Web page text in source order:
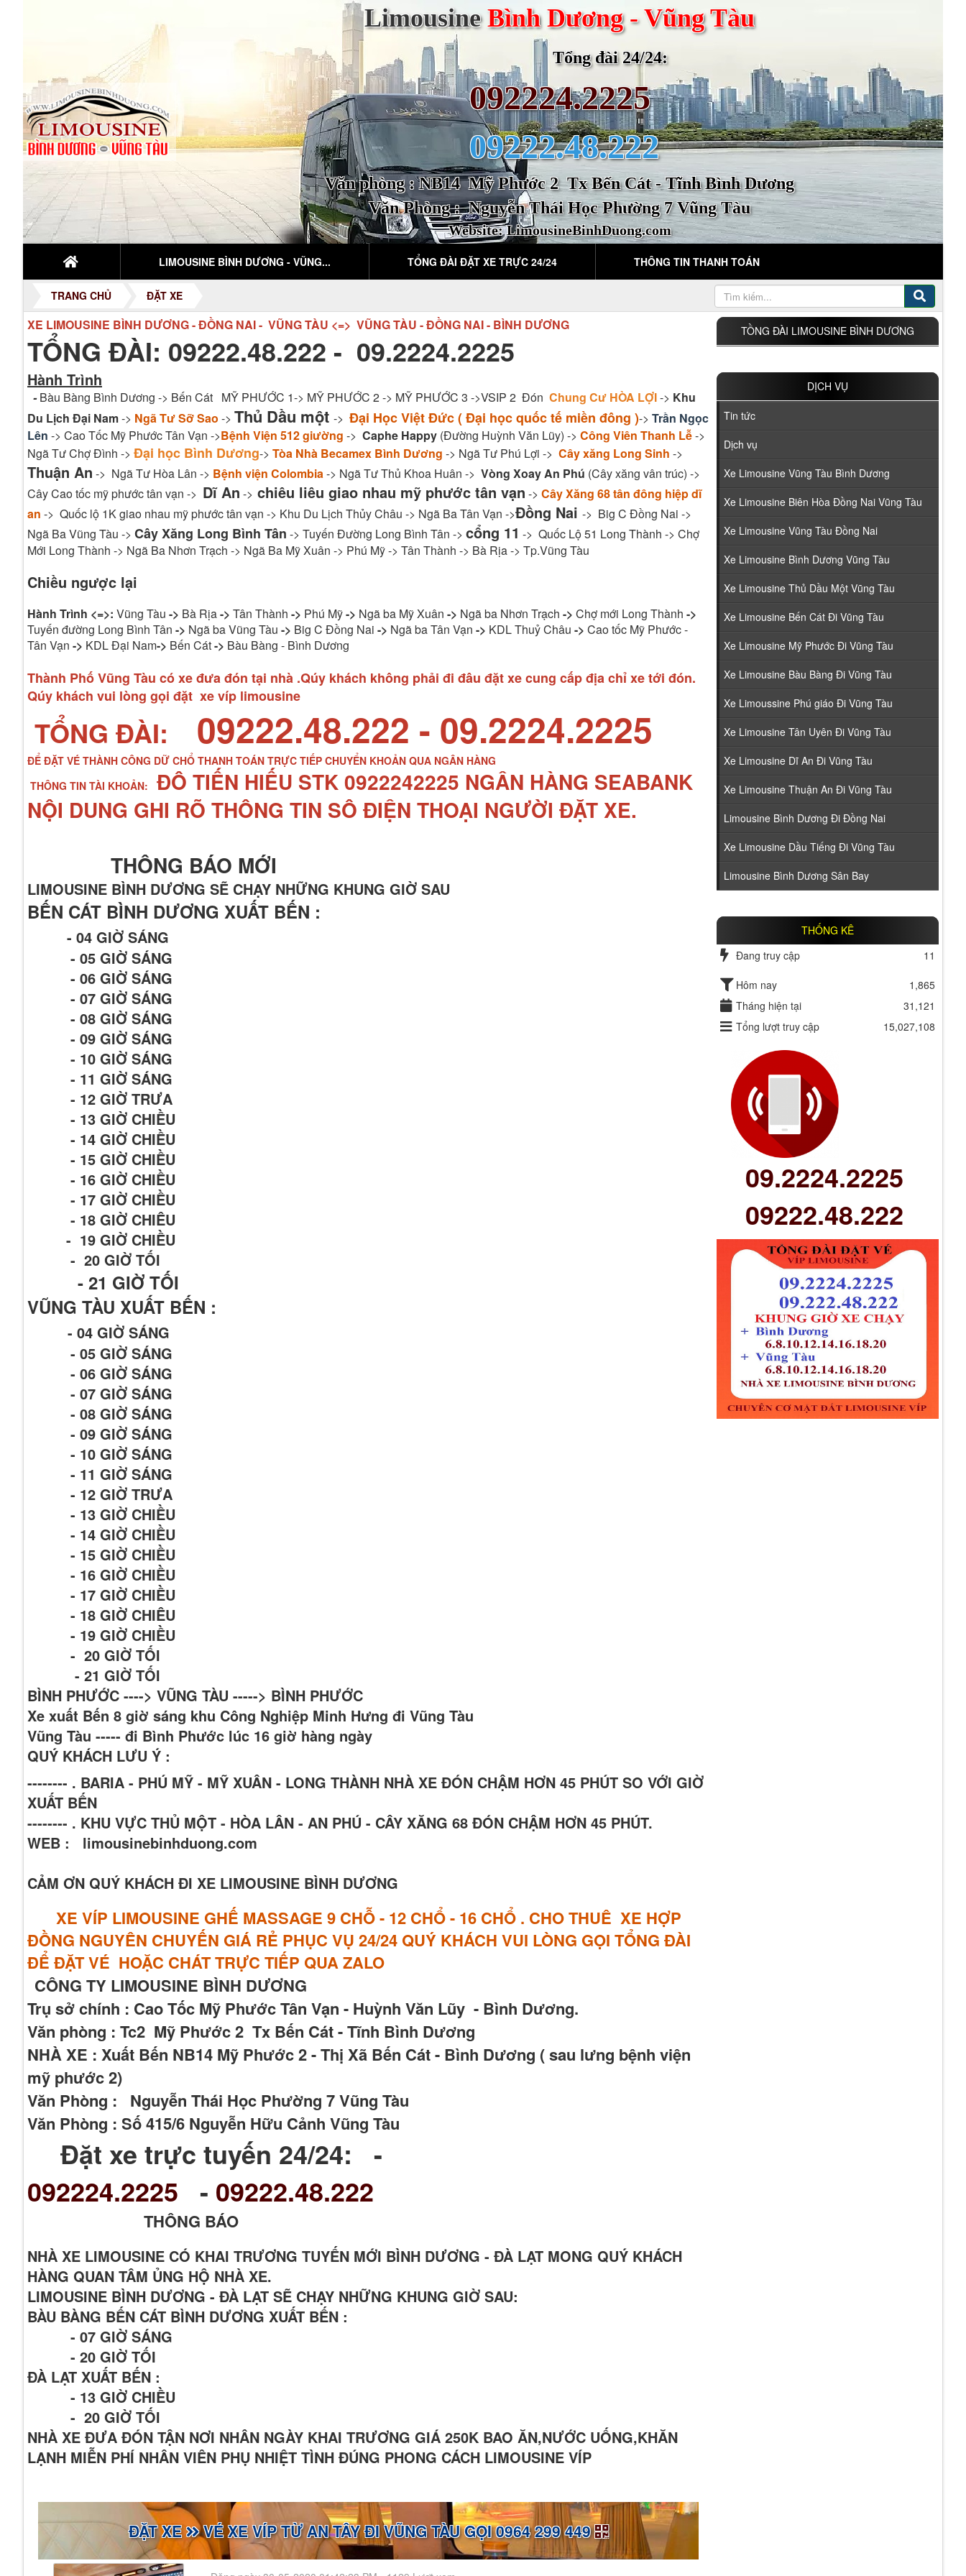
LimousineBình Dương - Vũng Tàu
Tổng đài 24/24:
092224.2225
09222.48.222
Văn phòng : NB14 Mỹ Phước 2 Tx Bến Cát - Tĩnh Bình Dương
Văn Phòng : Nguyễn Thái Học Phường 7 Vũng Tàu
Website:LimousineBinhDuong.com
LIMOUSINE BÌNH DƯƠNG - VŨNG... TỔNG ĐÀI ĐẶT XE TRỰC 24/24 THÔNG TIN THANH TOÁN
TRANG CHỦ ĐẶT XE
XE LIMOUSINE BÌNH DƯƠNG - ĐỒNG NAI - VŨNG TÀU <=> VŨNG TÀU - ĐỒNG NAI - BÌNH DƯƠNG
TỔNG ĐÀI: 09222.48.222 - 09.2224.2225
Hành Trình
-Bàu Bàng Bình Dương -> Bến Cát MỸ PHƯỚC 1-> MỸ PHƯỚC 2 -> MỸ PHƯỚC 3 ->VSIP 2 Đón Chung Cư HÒA LỢI-> Khu
Du Lịch Đại Nam-> Ngã Tư Sỡ Sao -> Thủ Dầu một -> Đại Học Việt Đức ( Đại học quốc tế miền đông )-> Trần Ngọc
Lên -> Cao Tốc Mỹ Phước Tân Vạn ->Bệnh Viện 512 giường -> Caphe Happy (Đường Huỳnh Văn Lũy) -> Công Viên Thanh Lễ->
Ngã Tư Chợ Đình -> Đại học Bình Dương-> Tòa Nhà Becamex Bình Dương -> Ngã Tư Phú Lợi -> Cây xăng Long Sinh ->
Thuận An -> Ngã Tư Hòa Lân -> Bệnh viện Colombia-> Ngã Tư Thủ Khoa Huân -> Vòng Xoay An Phú (Cây xăng vân trúc) ->
Cây Cao tốc mỹ phước tân vạn -> Dĩ An -> chiêu liêu giao nhau mỹ phước tân vạn -> Cây Xăng 68 tân đông hiệp dĩ
an -> Quốc lộ 1K giao nhau mỹ phước tân vạn -> Khu Du Lịch Thủy Châu -> Ngã Ba Tân Vạn ->Đồng Nai -> Big C Đồng Nai ->
Ngã Ba Vũng Tàu -> Cây Xăng Long Bình Tân -> Tuyến Đường Long Bình Tân -> cổng 11 -> Quốc Lộ 51 Long Thành -> Chợ
Mới Long Thành -> Ngã Ba Nhơn Trạch -> Ngã Ba Mỹ Xuân -> Phú Mỹ -> Tân Thành -> Bà Rịa -> Tp.Vũng Tàu
Chiều ngược lại
Hành Trình <=>: Vũng Tàu -> Bà Rịa-> Tân Thành -> Phú Mỹ-> Ngã ba Mỹ Xuân -> Ngã ba Nhơn Trạch -> Chợ mới Long Thành ->
Tuyến đường Long Bình Tân -> Ngã ba Vũng Tàu -> Big C Đồng Nai -> Ngã ba Tân Vạn -> KDL Thuỷ Châu -> Cao tốc Mỹ Phước -
Tân Vạn -> KDL Đại Nam-> Bến Cát-> Bàu Bàng - Bình Dương
Thành Phố Vũng Tàu có xe đưa đón tại nhà .Qúy khách không phải đi đâu đặt xe cung cấp địa chỉ xe tới đón.
Qúy khách vui lòng gọi đặt xe víp limousine
TỔNG ĐÀI: 09222.48.222 - 09.2224.2225
ĐỂ ĐẶT VÉ THÀNH CÔNG DỮ CHỔ THANH TOÁN TRỰC TIẾP CHUYỂN KHOẢN QUA NGÂN HÀNG
THÔNG TIN TÀI KHOẢN:
ĐÔ TIẾN HIẾU STK 0922242225 NGÂN HÀNG SEABANK
NỘI DUNG GHI RÕ THÔNG TIN SÔ ĐIỆN THOẠI NGƯỜI ĐẶT XE.
THÔNG BÁO MỚI
LIMOUSINE BÌNH DƯƠNG SẼ CHẠY NHỮNG KHUNG GIỜ SAU
BẾN CÁT BÌNH DƯƠNG XUẤT BẾN :
- 04 GIỜ SÁNG
- 05 GIỜ SÁNG
- 06 GIỜ SÁNG
- 07 GIỜ SÁNG
- 08 GIỜ SÁNG
- 09 GIỜ SÁNG
- 10 GIỜ SÁNG
- 11 GIỜ SÁNG
- 12 GIỜ TRƯA
- 13 GIỜ CHIỀU
- 14 GIỜ CHIỀU
- 15 GIỜ CHIỀU
- 16 GIỜ CHIỀU
- 17 GIỜ CHIỀU
- 18 GIỜ CHIÊU
- 19 GIỜ CHIỀU
- 20 GIỜ TỐI
- 21 GIỜ TỐI
VŨNG TÀU XUẤT BẾN :
- 04 GIỜ SÁNG
- 05 GIỜ SÁNG
- 06 GIỜ SÁNG
- 07 GIỜ SÁNG
- 08 GIỜ SÁNG
- 09 GIỜ SÁNG
- 10 GIỜ SÁNG
- 11 GIỜ SÁNG
- 12 GIỜ TRƯA
- 13 GIỜ CHIỀU
- 14 GIỜ CHIỀU
- 15 GIỜ CHIỀU
- 16 GIỜ CHIỀU
- 17 GIỜ CHIỀU
- 18 GIỜ CHIÊU
- 19 GIỜ CHIỀU
- 20 GIỜ TỐI
- 21 GIỜ TỐI
BÌNH PHƯỚC ----> VŨNG TÀU -----> BÌNH PHƯỚC
Xe xuất Bến 8 giờ sáng khu Công Nghiệp Minh Hưng đi Vũng Tàu
Vũng Tàu ----- đi Bình Phước lúc 16 giờ hàng ngày
QUÝ KHÁCH LƯU Ý :
-------- . BARIA - PHÚ MỸ - MỸ XUÂN - LONG THÀNH NHÀ XE ĐÓN CHẬM HƠN 45 PHÚT SO VỚI GIỜ
XUẤT BẾN
-------- . KHU VỰC THỦ MỘT - HÒA LÂN - AN PHÚ - CÂY XĂNG 68 ĐÓN CHẬM HƠN 45 PHÚT.
WEB : limousinebinhduong.com
CẢM ƠN QUÝ KHÁCH ĐI XE LIMOUSINE BÌNH DƯƠNG
XE VÍP LIMOUSINE GHẾ MASSAGE 9 CHỖ - 12 CHỔ - 16 CHỔ . CHO THUÊ XE HỢP
ĐỒNG NGUYÊN CHUYẾN GIÁ RẺ PHỤC VỤ 24/24 QUÝ KHÁCH VUI LÒNG GỌI TỔNG ĐÀI
ĐỂ ĐẶT VÉ HOẶC CHÁT TRỰC TIẾP QUA ZALO
CÔNG TY LIMOUSINE BÌNH DƯƠNG
Trụ sở chính : Cao Tốc Mỹ Phước Tân Vạn - Huỳnh Văn Lũy - Bình Dương.
Văn phòng : Tc2 Mỹ Phước 2 Tx Bến Cát - Tĩnh Bình Dương
NHÀ XE : Xuất Bến NB14 Mỹ Phước 2 - Thị Xã Bến Cát - Bình Dương ( sau lưng bệnh viện
mỹ phước 2)
Văn Phòng : Nguyễn Thái Học Phường 7 Vũng Tàu
Văn Phòng : Số 415/6 Nguyễn Hữu Cảnh Vũng Tàu
Đặt xe trực tuyến 24/24: -
092224.2225 - 09222.48.222
THÔNG BÁO
NHÀ XE LIMOUSINE CÓ KHAI TRƯƠNG TUYẾN MỚI BÌNH DƯƠNG - ĐÀ LẠT MONG QUÝ KHÁCH
HÀNG QUAN TÂM ỦNG HỘ NHÀ XE.
LIMOUSINE BÌNH DƯƠNG - ĐÀ LẠT SẼ CHẠY NHỮNG KHUNG GIỜ SAU:
BÀU BÀNG BẾN CÁT BÌNH DƯƠNG XUẤT BẾN :
- 07 GIỜ SÁNG
- 20 GIỜ TỐI
ĐÀ LẠT XUẤT BẾN :
- 13 GIỜ CHIỀU
- 20 GIỜ TỐI
NHÀ XE ĐƯA ĐÓN TẬN NƠI NHÂN NGÀY KHAI TRƯƠNG GIÁ 250K BAO ĂN,NƯỚC UỐNG,KHĂN
LẠNH MIỄN PHÍ NHÂN VIÊN PHỤ NHIỆT TÌNH ĐÚNG PHONG CÁCH LIMOUSINE VÍP
ĐẶT XE VÉ XE VÍP TỪ AN TÂY ĐI VŨNG TÀU GỌI 0964 299 449
TỒNG ĐÀI LIMOUSINE BÌNH DƯƠNG
DỊCH VỤ
Tin tức
Dịch vụ
Xe Limousine Vũng Tàu Bình Dương
Xe Limousine Biên Hòa Đồng Nai Vũng Tàu
Xe Limousine Vũng Tàu Đồng Nai
Xe Limousine Bình Dương Vũng Tàu
Xe Limousine Thủ Dầu Một Vũng Tàu
Xe Limousine Bến Cát Đi Vũng Tàu
Xe Limousine Mỹ Phước Đi Vũng Tàu
Xe Limousine Bàu Bàng Đi Vũng Tàu
Xe Limoussine Phú giáo Đi Vũng Tàu
Xe Limousine Tân Uyên Đi Vũng Tàu
Xe Limousine Dĩ An Đi Vũng Tàu
Xe Limousine Thuận An Đi Vũng Tàu
Limousine Bình Dương Đi Đồng Nai
Xe Limousine Dầu Tiếng Đi Vũng Tàu
Limousine Bình Dương Sân Bay
THỐNG KÊ
Đang truy cập
11
Hôm nay
1,865
Tháng hiện tại
31,121
Tổng lượt truy cập
15,027,108
09.2224.2225
09222.48.222